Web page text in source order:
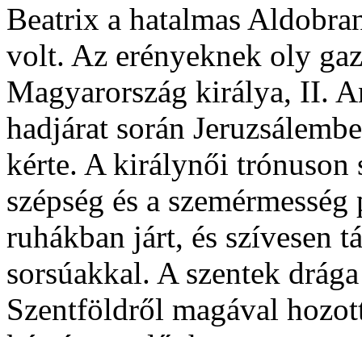
Beatrix a hatalmas
volt. Az erényeknek oly
Magyarország királya, II.
hadjárat során
kérte. A királynői trónuson
szépség és a
ruhákban járt, és szívesen
sorsúakkal. A szentek
Szentföldről magával